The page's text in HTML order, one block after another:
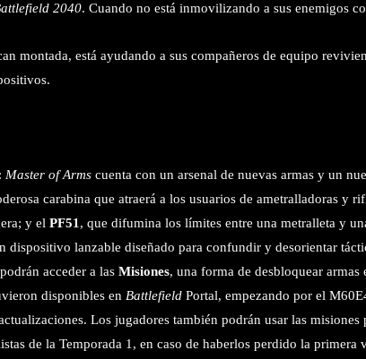
2040. Cuando no está inmovilizando a sus enemigos
montada, está ayudando a sus compañeros de equipo
Master of Arms cuenta con un arsenal de nuevas armas y un
carabina que atraerá a los usuarios de ametralladoras y
y el PF51 , que difumina los límites entre una metralleta y
dispositivo lanzable diseñado para confundir y desorientar
acceder a las Misiones, una forma de desbloquear
disponibles en Battlefield Portal, empezando por el
Los jugadores también podrán usar las misiones
de la Temporada 1, en caso de haberlos perdido la primera